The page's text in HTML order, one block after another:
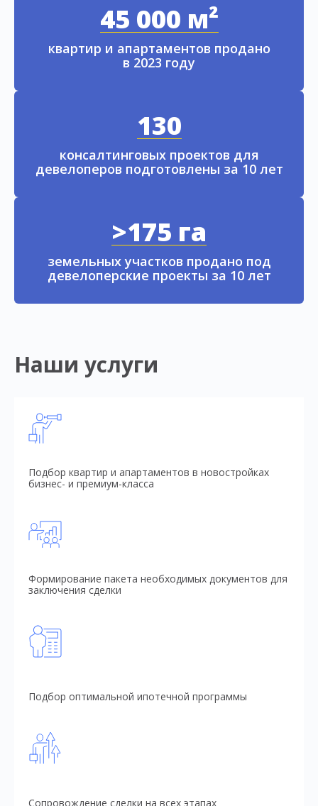
45 000 м²
квартир и апартаментов продано
в 2023 году
130
консалтинговых проектов для
девелоперов подготовлены за 10 лет
>175 га
земельных участков продано под
девелоперские проекты за 10 лет
Наши услуги
Подбор квартир и апартаментов в новостройках
бизнес- и премиум-класса
Формирование пакета необходимых документов для
заключения сделки
Подбор оптимальной ипотечной программы
Сопровождение сделки на всех этапах